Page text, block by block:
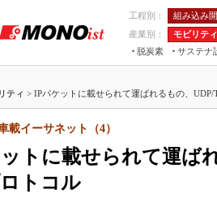
工程別： 組み込み
産業別：
モビリティ
脱炭素
サステナ
つながる工場AI×設備保全
ティ > IPパケットに載せられて運ばれるもの、UDP/
トに載せられて運ば
トコル
載イーサネット（4）